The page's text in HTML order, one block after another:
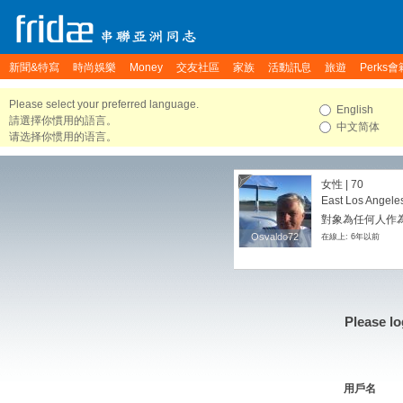
新聞&特寫 時尚娛樂 Money 交友社區 家族 活動訊息 旅遊 Perks會
Please select your preferred language.
請選擇你慣用的語言。
请选择你惯用的语言。
English
中文简体
Osvaldo72
Osvaldo72
女性 | 70
East Los
對象為任何人作
在線上: 6年以前
Please
用戶名